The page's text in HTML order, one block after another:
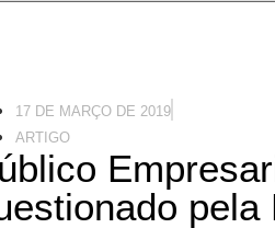
17 DE MARÇO DE 2019
ARTIGO